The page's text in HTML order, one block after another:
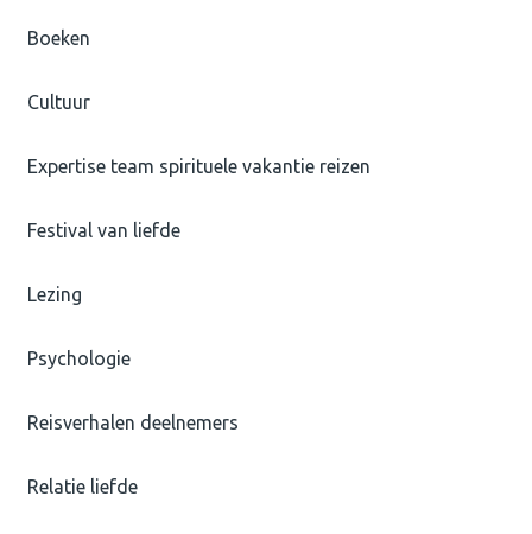
Boeken
Cultuur
Expertise team spirituele vakantie reizen
Festival van liefde
Lezing
Psychologie
Reisverhalen deelnemers
Relatie liefde